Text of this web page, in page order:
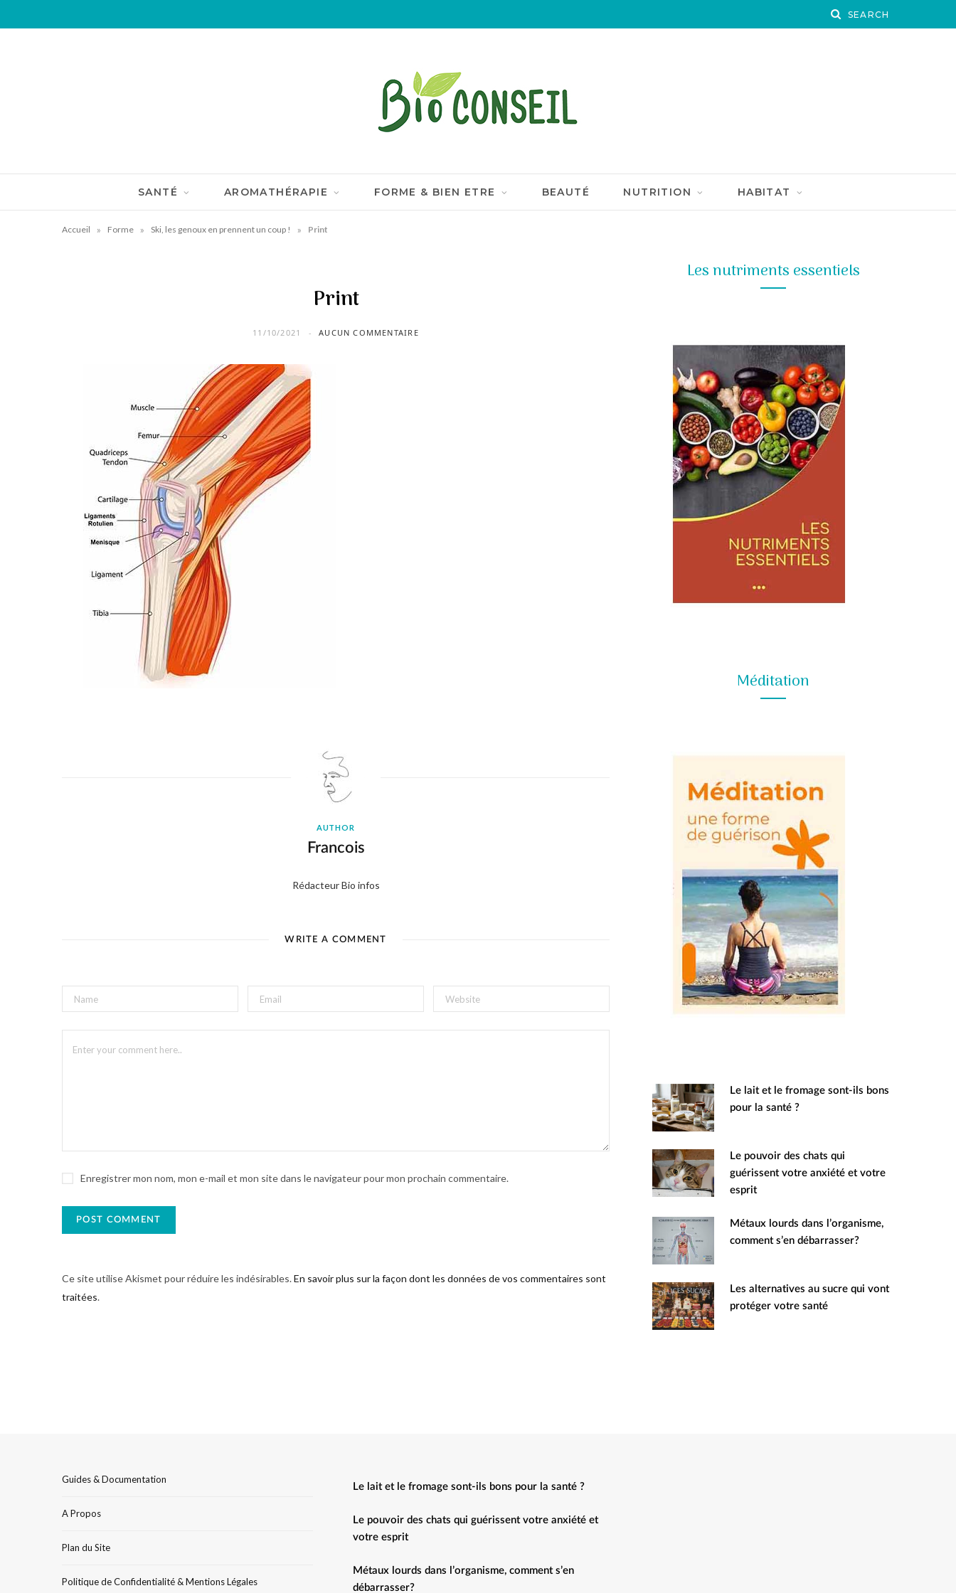
SANTÉ AROMATHÉRAPIE FORME & BIEN ETRE BEAUTÉ NUTRITION HABITAT
Accueil » Forme » Ski, les genoux en prennent un coup ! » Print
Print
11/10/2021 AUCUN COMMENTAIRE
AUTHOR
Francois
Rédacteur Bio infos
WRITE A COMMENT
Enregistrer mon nom, mon e-mail et mon site dans le navigateur pour mon prochain commentaire.
Ce site utilise Akismet pour réduire les indésirables.En savoir plus sur la façon dont les données de vos commentaires sont
traitées.
Les nutriments essentiels
Méditation
Le lait et le fromage sont-ils bons
pour la santé ?
Le pouvoir des chats qui
guérissent votre anxiété et votre
esprit
Métaux lourds dans l’organisme,
comment s’en débarrasser?
Les alternatives au sucre qui vont
protéger votre santé
Guides & Documentation
A Propos
Plan du Site
Politique de Confidentialité & Mentions Légales
Le lait et le fromage sont-ils bons pour la santé ?
Le pouvoir des chats qui guérissent votre anxiété et
votre esprit
Métaux lourds dans l’organisme, comment s’en
débarrasser?